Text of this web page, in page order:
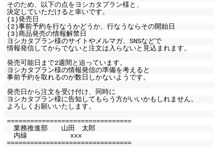
そのため、以下の点をヨシカタプラン様と、
決定していただけると幸いです。
(1)発売日
(2)事前予約を行なうかどうか、行なうならその開始日
(3)商品発売の情報解禁日
ヨシカタプラン様のサイトやメルマガ、SNSなどで
情報発信してからでないと注文は入らないと見込まれます。
発売可能日まで2週間と迫っています。
ヨシカタプラン様の情報発信の準備を考えると
事前予約を取れるのが数日しかないようです。
発売日から注文を受け付け、同時に
ヨシカタプラン様に告知してもらう方がいいかもしれません。
よろしくお願いいたします。
================================
業務推進部 山田 太郎
内線 xxx
================================